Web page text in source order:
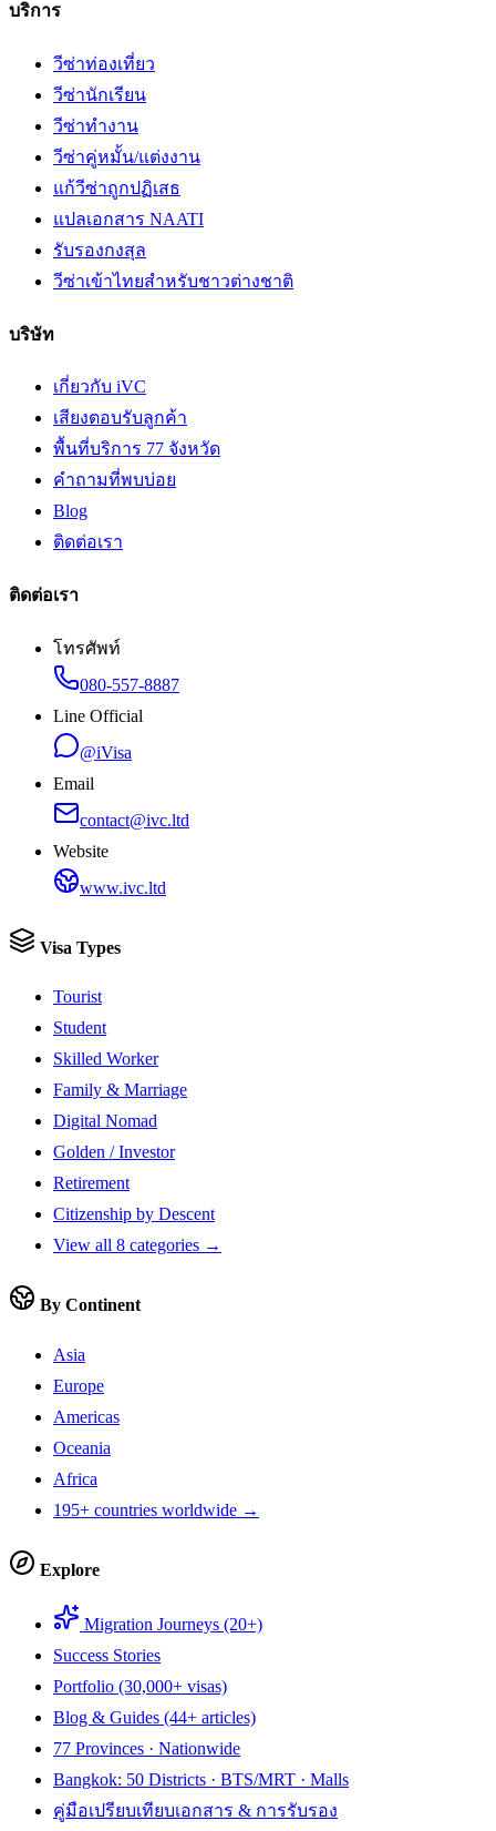
บริการ
วีซ่าท่องเที่ยว
วีซ่านักเรียน
วีซ่าทำงาน
วีซ่าคู่หมั้น/แต่งงาน
แก้วีซ่าถูกปฏิเสธ
แปลเอกสาร NAATI
รับรองกงสุล
วีซ่าเข้าไทยสำหรับชาวต่างชาติ
บริษัท
เกี่ยวกับ iVC
เสียงตอบรับลูกค้า
พื้นที่บริการ 77 จังหวัด
คำถามที่พบบ่อย
Blog
ติดต่อเรา
ติดต่อเรา
โทรศัพท์
080-557-8887
Line Official
@iVisa
Email
contact@ivc.ltd
Website
www.ivc.ltd
Visa Types
Tourist
Student
Skilled Worker
Family & Marriage
Digital Nomad
Golden / Investor
Retirement
Citizenship by Descent
View all 8 categories →
By Continent
Asia
Europe
Americas
Oceania
Africa
195+ countries worldwide →
Explore
Migration Journeys (20+)
Success Stories
Portfolio (30,000+ visas)
Blog & Guides (44+ articles)
77 Provinces · Nationwide
Bangkok: 50 Districts · BTS/MRT · Malls
คู่มือเปรียบเทียบเอกสาร & การรับรอง